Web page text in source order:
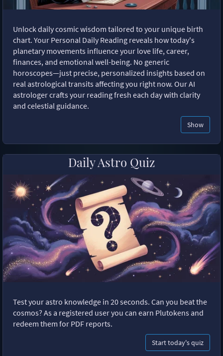
Unlock daily cosmic wisdom tailored to your unique birth
chart. Your Personal Daily Reading reveals how today's
planetary movements influence your love life, career,
finances, and emotional well-being. No generic
horoscopes—just precise, personalized insights based on
real astrological transits affecting you right now. Our AI
astrologer crafts your reading fresh each day with clarity
and celestial guidance.
Show
Daily Astro Quiz
Test your astro knowledge in 20 seconds. Can you beat the
cosmos? As a registered user you can earn Plutokens and
redeem them for PDF reports.
Start today's quiz